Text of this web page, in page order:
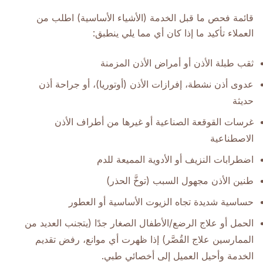
قائمة فحص ما قبل الخدمة (الأشياء الأساسية) اطلب من
العملاء تأكيد ما إذا كان أي مما يلي ينطبق:
ثقب طبلة الأذن أو أمراض الأذن المزمنة
عدوى أذن نشطة، إفرازات الأذن (أوتوريا)، أو جراحة أذن
حديثة
غرسات القوقعة الصناعية أو غيرها من أطراف الأذن
الاصطناعية
اضطرابات النزيف أو الأدوية المميعة للدم
طنين الأذن مجهول السبب (توخَّ الحذر)
حساسية شديدة تجاه الزيوت الأساسية أو العطور
الحمل أو علاج الرضع/الأطفال الصغار جدًا (يتجنب العديد من
الممارسين علاج القُصَّر) إذا ظهرت أي موانع، رفض تقديم
الخدمة وأحيل العميل إلى أخصائي طبي.